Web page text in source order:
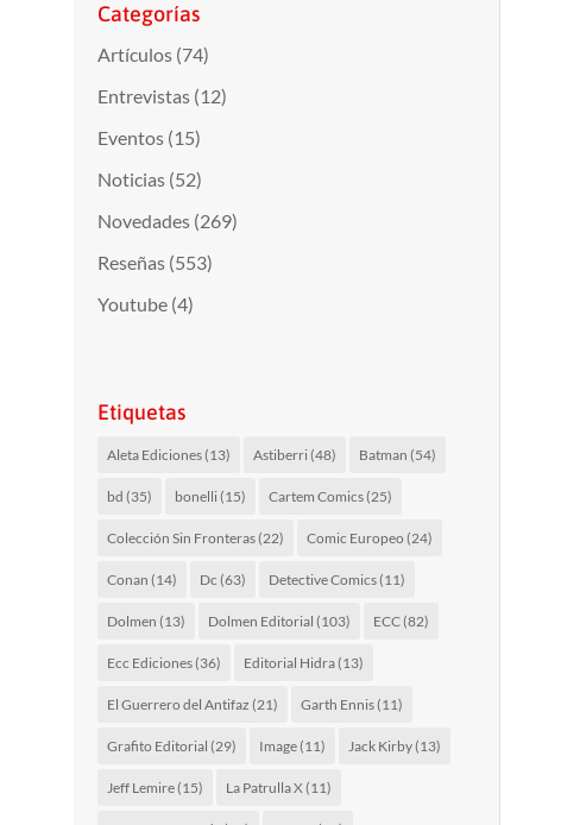
Categorías
Artículos(74)
Entrevistas(12)
Eventos(15)
Noticias(52)
Novedades(269)
Reseñas(553)
Youtube(4)
Etiquetas
Aleta Ediciones(13) Astiberri(48) Batman (54)
bd (35) bonelli(15) Cartem Comics(25)
Colección Sin Fronteras(22) Comic Europeo (24)
Conan (14) Dc (63) Detective Comics(11)
Dolmen (13) Dolmen Editorial (103) ECC(82)
Ecc Ediciones(36) Editorial Hidra(13)
El Guerrero del Antifaz (21) Garth Ennis(11)
Grafito Editorial (29) Image(11) Jack Kirby(13)
Jeff Lemire(15) La Patrulla X(11)